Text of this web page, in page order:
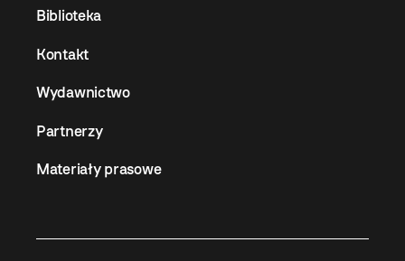
Biblioteka
Kontakt
Wydawnictwo
Partnerzy
Materiały prasowe